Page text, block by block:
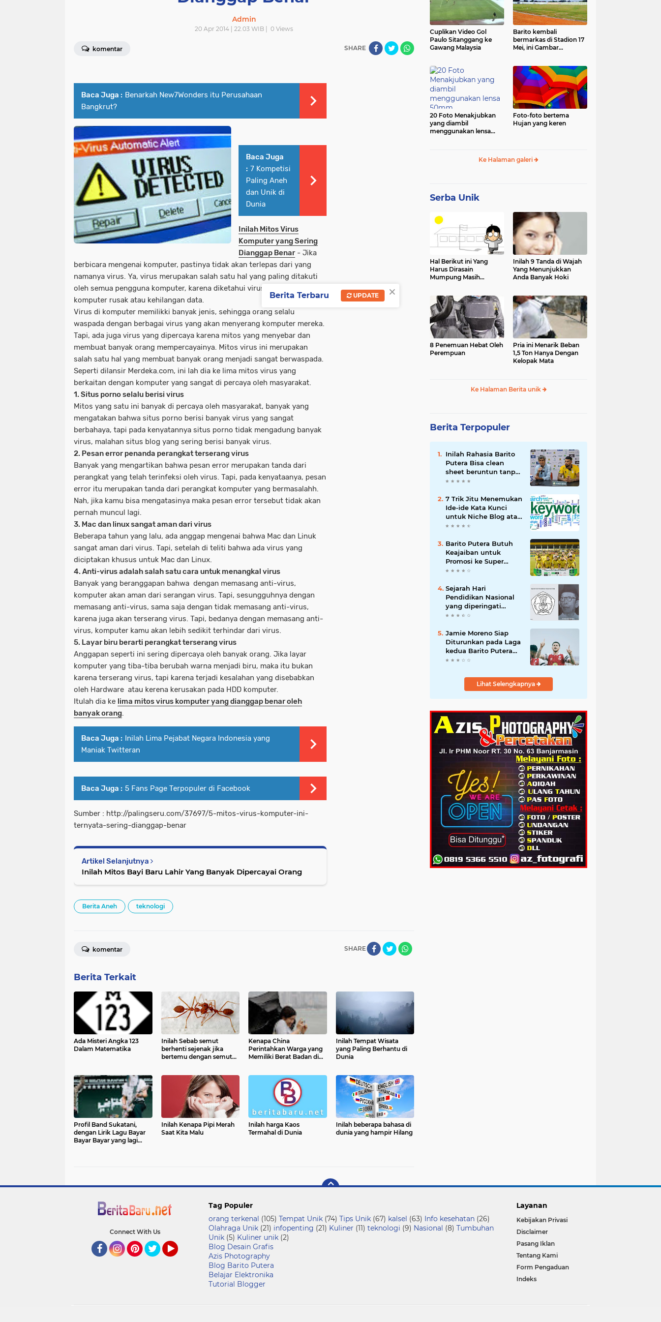
Admin
20 Apr 2014 | 22.03 WIB | 0 Views
komentar SHARE
Baca Juga : Benarkah New7Wonders itu Perusahaan
Bangkrut?
Baca Juga
: 7 Kompetisi
Paling Aneh
dan Unik di
Dunia
Inilah Mitos Virus
Komputer yang Sering
Dianggap Benar - Jika
berbicara mengenai komputer, pastinya tidak akan terlepas dari yang
namanya virus. Ya, virus merupakan salah satu hal yang paling ditakuti
oleh semua pengguna komputer, karena diketahui virus dapat membuat
komputer rusak atau kehilangan data.
Virus di komputer memilikki banyak jenis, sehingga orang selalu
waspada dengan berbagai virus yang akan menyerang komputer mereka.
Tapi, ada juga virus yang dipercaya karena mitos yang menyebar dan
membuat banyak orang mempercayainya. Mitos virus ini merupakan
salah satu hal yang membuat banyak orang menjadi sangat berwaspada.
Seperti dilansir Merdeka.com, ini lah dia ke lima mitos virus yang
berkaitan dengan komputer yang sangat di percaya oleh masyarakat.
1. Situs porno selalu berisi virus
Mitos yang satu ini banyak di percaya oleh masyarakat, banyak yang
mengatakan bahwa situs porno berisi banyak virus yang sangat
berbahaya, tapi pada kenyatannya situs porno tidak mengadung banyak
virus, malahan situs blog yang sering berisi banyak virus.
2. Pesan error penanda perangkat terserang virus
Banyak yang mengartikan bahwa pesan error merupakan tanda dari
perangkat yang telah terinfeksi oleh virus. Tapi, pada kenyataanya, pesan
error itu merupakan tanda dari perangkat komputer yang bermasalahh.
Nah, jika kamu bisa mengatasinya maka pesan error tersebut tidak akan
pernah muncul lagi.
3. Mac dan linux sangat aman dari virus
Beberapa tahun yang lalu, ada anggap mengenai bahwa Mac dan Linuk
sangat aman dari virus. Tapi, setelah di teliti bahwa ada virus yang
diciptakan khusus untuk Mac dan Linux.
4. Anti-virus adalah salah satu cara untuk menangkal virus
Banyak yang beranggapan bahwa dengan memasang anti-virus,
komputer akan aman dari serangan virus. Tapi, sesungguhnya dengan
memasang anti-virus, sama saja dengan tidak memasang anti-virus,
karena juga akan terserang virus. Tapi, bedanya dengan memasang anti-
virus, komputer kamu akan lebih sedikit terhindar dari virus.
5. Layar biru berarti perangkat terserang virus
Anggapan seperti ini sering dipercaya oleh banyak orang. Jika layar
komputer yang tiba-tiba berubah warna menjadi biru, maka itu bukan
karena terserang virus, tapi karena terjadi kesalahan yang disebabkan
oleh Hardware atau kerena kerusakan pada HDD komputer.
Itulah dia ke lima mitos virus komputer yang dianggap benar oleh
banyak orang.
Baca Juga : Inilah Lima Pejabat Negara Indonesia yang
Maniak Twitteran
Baca Juga : 5 Fans Page Terpopuler di Facebook
Sumber : http://palingseru.com/37697/5-mitos-virus-komputer-ini-
ternyata-sering-dianggap-benar
Artikel Selanjutnya
Inilah Mitos Bayi Baru Lahir Yang Banyak Dipercayai Orang
Berita Aneh teknologi
SHARE
komentar
Berita Terkait
Ada Misteri Angka 123
Dalam Matematika
Inilah Sebab semut
berhenti sejenak jika
bertemu dengan semut
Kenapa China
Perintahkan Warga yang
Memiliki Berat Badan di
Inilah Tempat Wisata
yang Paling Berhantu di
Dunia
Profil Band Sukatani,
dengan Lirik Lagu Bayar
Bayar Bayar yang lagi
Inilah Kenapa Pipi Merah
Saat Kita Malu
Inilah harga Kaos
Termahal di Dunia
Inilah beberapa bahasa di
dunia yang hampir Hilang
Cuplikan Video Gol
Paulo Sitanggang ke
Gawang Malaysia
Barito kembali
bermarkas di Stadion 17
Mei, ini Gambar
20 Foto Menakjubkan
yang diambil
menggunakan lensa
Foto-foto bertema
Hujan yang keren
Ke Halaman galeri
Serba Unik
Hal Berikut ini Yang
Harus Dirasain
Mumpung Masih
Inilah 9 Tanda di Wajah
Yang Menunjukkan
Anda Banyak Hoki
8 Penemuan Hebat Oleh
Perempuan
Pria ini Menarik Beban
1,5 Ton Hanya Dengan
Kelopak Mata
Ke Halaman Berita unik
Berita Terpopuler
Inilah Rahasia Barito
Putera Bisa clean
sheet beruntun tanpa
Kebobolan Hingga
7 Trik Jitu Menemukan
Ide-ide Kata Kunci
untuk Niche Blog atau
Website Kita
Barito Putera Butuh
Keajaiban untuk
Promosi ke Super
League Musim Depan,
Sleman
Sejarah Hari
Pendidikan Nasional
yang diperingati
setiap 2 Mei
Jamie Moreno Siap
Diturunkan pada Laga
kedua Barito Putera
VS Deltras
Lihat Selengkapnya
Connect With Us
Tag Populer
orang terkenal (105) Tempat Unik (74) Tips Unik (67) kalsel (63) Info kesehatan (26)
Olahraga Unik (21) infopenting (21) Kuliner (11) teknologi (9) Nasional (8) Tumbuhan
Unik (5) Kuliner unik (2)
Blog Desain Grafis
Azis Photography
Blog Barito Putera
Belajar Elektronika
Tutorial Blogger
Layanan
Kebijakan Privasi
Disclaimer
Pasang Iklan
Tentang Kami
Form Pengaduan
Indeks
×
Berita Terbaru UPDATE